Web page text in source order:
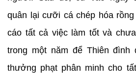
quân lại cưỡi cá chép hóa
cáo tất cả việc làm tốt và
trong một năm để Thiên đình
thưởng phạt phân minh cho